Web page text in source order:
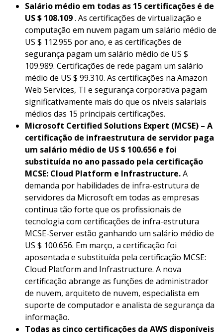
Salário médio em todas as 15 certificações é de
US $ 108.109. As certificações de virtualização e
computação em nuvem pagam um salário médio de
US $ 112.955 por ano, e as certificações de
segurança pagam um salário médio de US $
109.989. Certificações de rede pagam um salário
médio de US $ 99.310. As certificações na Amazon
Web Services, TI e segurança corporativa pagam
significativamente mais do que os níveis salariais
médios das 15 principais certificações.
Microsoft Certified Solutions Expert (MCSE) – A
certificação de infraestrutura de servidor paga
um salário médio de US $ 100.656 e foi
substituída no ano passado pela certificação
MCSE: Cloud Platform e Infrastructure.A
demanda por habilidades de infra-estrutura de
servidores da Microsoft em todas as empresas
continua tão forte que os profissionais de
tecnologia com certificações de infra-estrutura
MCSE-Server estão ganhando um salário médio de
US $ 100.656. Em março, a certificação foi
aposentada e substituída pela certificação MCSE:
Cloud Platform and Infrastructure. A nova
certificação abrange as funções de administrador
de nuvem, arquiteto de nuvem, especialista em
suporte de computador e analista de segurança da
informação.
Todas as cinco certificações da AWS disponíveis